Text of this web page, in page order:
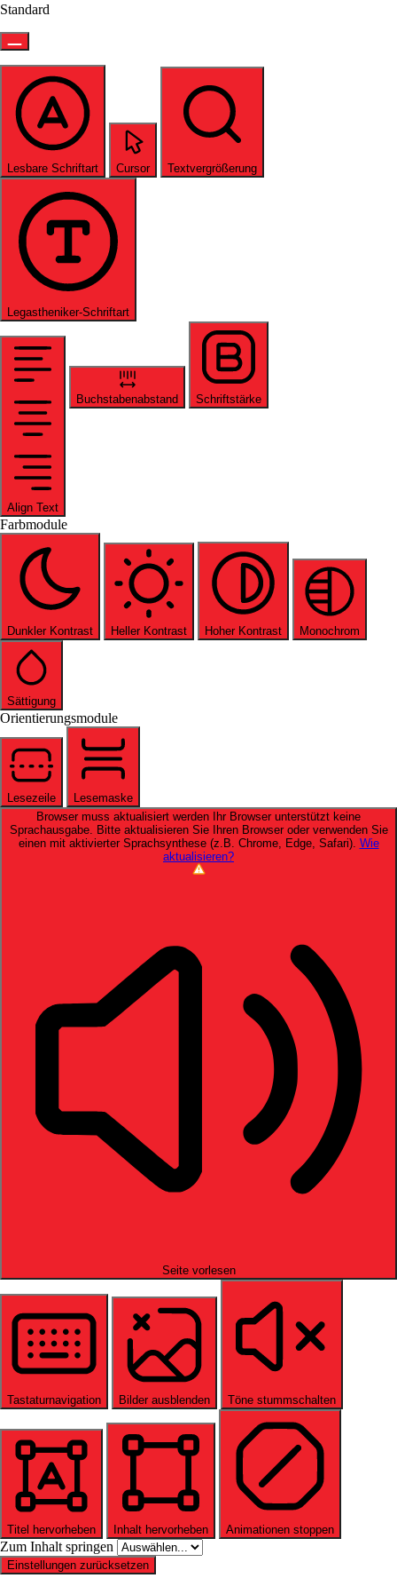
Standard
Lesbare Schriftart Cursor Textvergrößerung
Legastheniker-Schriftart
Align Text
Buchstabenabstand Schriftstärke
Farbmodule
Dunkler Kontrast Heller Kontrast Hoher Kontrast Monochrom
Sättigung
Orientierungsmodule
Lesezeile
Lesemaske
Browser muss aktualisiert werden Ihr Browser unterstützt keine
Sprachausgabe. Bitte aktualisieren Sie Ihren Browser oder verwenden Sie
einen mit aktivierter Sprachsynthese (z.B. Chrome, Edge, Safari). Wie
aktualisieren?
Seite vorlesen
Tastaturnavigation Bilder ausblenden Töne stummschalten
Titel hervorheben Inhalt hervorheben Animationen stoppen
Zum Inhalt springen
Einstellungen zurücksetzen